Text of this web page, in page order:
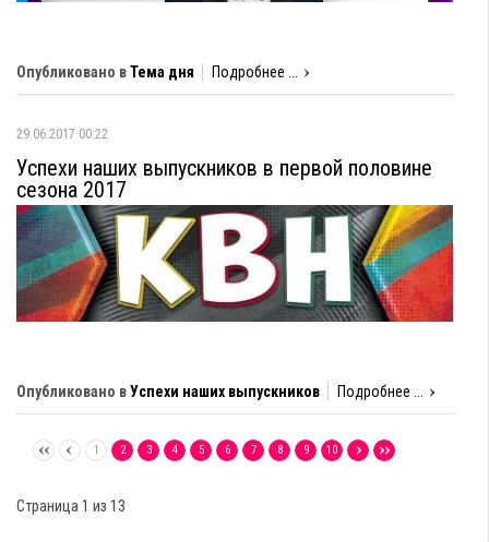
Опубликовано вТема дня Подробнее ...
29.06.2017 00:22
Успехи наших выпускников в первой половине
сезона 2017
Опубликовано вУспехи наших выпускников Подробнее ...
1 2 3 4 5 6 7 8 9 10
Страница 1 из 13